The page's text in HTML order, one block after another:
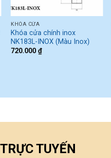
KHÓA CỬA
Khóa cửa chính inox
NK183L-INOX (Màu Inox)
720.000₫
TUYẾN